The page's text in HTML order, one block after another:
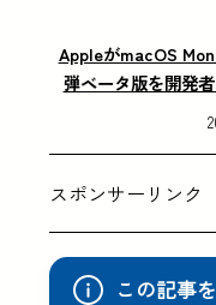
AppleがmacOS
弾ベータ版を開発
スポンサーリンク
この記事